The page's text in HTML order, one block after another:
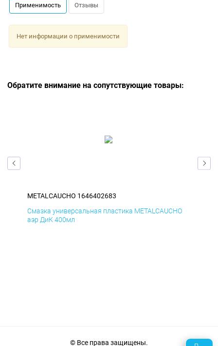
Применимость Отзывы
Нет информации о применимости
Обратите внимание на сопутствующие товары:
METALCAUCHO 1646402683
Смазка универсальная пластика METALCAUCHO
аэр ДиК 400мл
© Все права защищены.